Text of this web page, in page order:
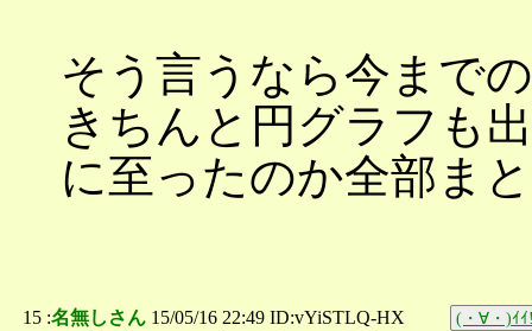
そう言うなら今まで
きちんと円グラフも
に至ったのか全部ま
15 :名無しさん 15/05/16 22:49 ID:vYiSTLQ-HX (・∀・)ｲ